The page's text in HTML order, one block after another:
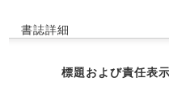
書誌詳細
標題および責任表示